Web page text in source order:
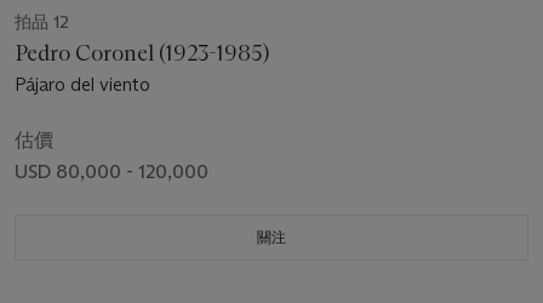
拍品 12
Pedro Coronel (1923-1985)
Pájaro del viento
估價
USD 80,000 - 120,000
關注